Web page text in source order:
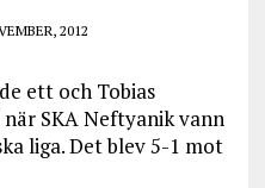
2012
ett och Tobias
SKA Neftyanik vann
liga. Det blev 5-1 mot